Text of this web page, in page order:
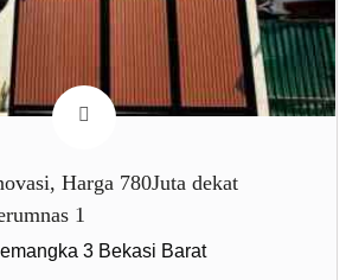
Harga 780Juta dekat
1
3 Bekasi Barat